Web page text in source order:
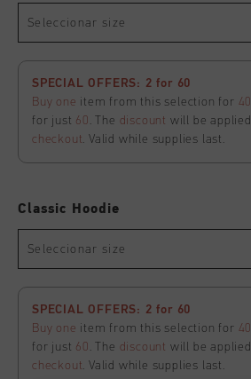
Seleccionar size
SPECIAL OFFERS: 2 for 60
Buy one item from this selection for 40
for just 60 . The discount will be applied
checkout. Valid while supplies last.
Classic Hoodie
Seleccionar size
SPECIAL OFFERS: 2 for 60
Buy one item from this selection for 40
for just 60 . The discount will be applied
checkout. Valid while supplies last.